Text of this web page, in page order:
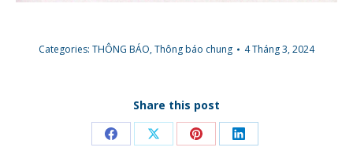
Categories: THÔNG BÁO,Thông báo chung 4 Tháng 3, 2024
Share this post
Share Share Share Share